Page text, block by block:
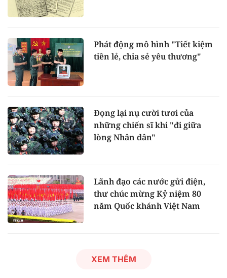
Phát động mô hình "Tiết kiệm
tiền lẻ, chia sẻ yêu thương"
Đọng lại nụ cười tươi của
những chiến sĩ khi "đi giữa
lòng Nhân dân"
Lãnh đạo các nước gửi điện,
thư chúc mừng Kỷ niệm 80
năm Quốc khánh Việt Nam
XEM THÊM